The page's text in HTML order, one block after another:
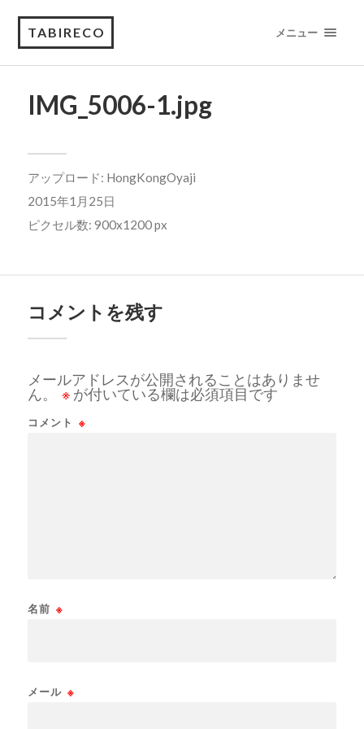
TABIRECO メニュー
IMG_5006-1.jpg
アップロード: HongKongOyaji
2015年1月25日
ピクセル数: 900x1200 px
コメントを残す
メールアドレスが公開されることはありませ
ん。
※ が付いている欄は必須項目です
コメント ※
名前 ※
メール ※